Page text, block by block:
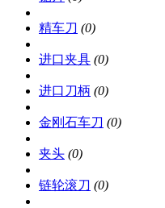
精车刀 (0)
进口夹具 (0)
进口刀柄 (0)
金刚石车刀 (0)
夹头 (0)
链轮滚刀 (0)